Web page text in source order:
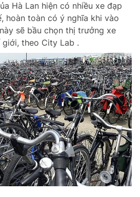
thoại
Liên hệ quảng cáo
0908 780 404
RSS Tòa soạn Chính sách bảo
Toàn
Hà Lan hiện có nhiều xe đạp
hoàn toàn có ý nghĩa khi vào
sẽ bầu chọn thị trưởng xe
theo City Lab .